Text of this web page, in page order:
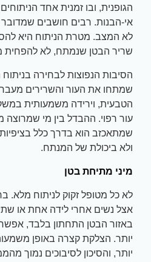
הגופנית, ובו זמנית אחד
אי-הבנות. רבים חושבים שמדובר
לא המצב. מטרת הניתוח היא
שריר הבטן שנמתח, לא להפחית
הסיבות הנפוצות לבחירה בניתוח
שמתחו את העור והשרירים
הטבעית, וירידה משמעותית
עור רפוי. ההבדל בין מי שמרוצה
שמתאכזב הוא בדרך כלל
ולא ביכולת של המנתח.
מיני מתיחת בטן
לא כל מטופל זקוק לניתוח מלא.
אצל נשים אחרי לידה אחת או
באזור הבטן התחתון בלבד,
יותר. הצלקת קצרה באופן
יותר, והסיכון לסיבוכים נמוך